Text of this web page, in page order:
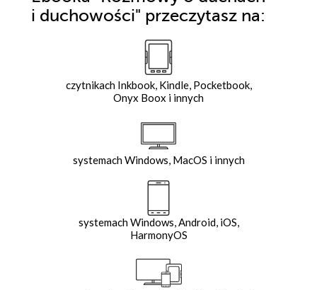
i duchowości" przeczytasz na:
czytnikach Inkbook, Kindle, Pocketbook,
Onyx Boox i innych
systemach Windows, MacOS i innych
systemach Windows, Android, iOS,
HarmonyOS